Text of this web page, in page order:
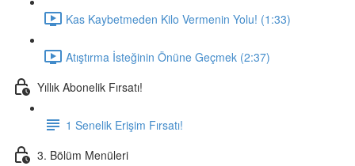
Kas Kaybetmeden Kilo Vermenin Yolu! (1:33)
Atıştırma İsteğinin Önüne Geçmek (2:37)
Yıllık Abonelik Fırsatı!
1 Senelik Erişim Fırsatı!
3. Bölüm Menüleri